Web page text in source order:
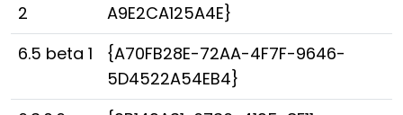
2
A9E2CA125A4E}
6.5 beta 1
{A70FB28E-72AA-4F7F-9646-
5D4522A54EB4}